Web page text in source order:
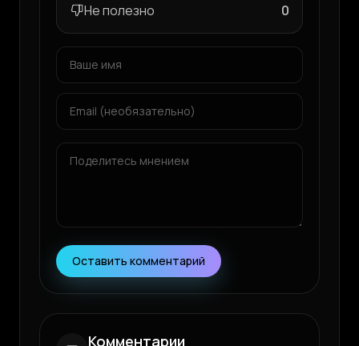
Не полезно 0
Оставить комментарий
Комментарии